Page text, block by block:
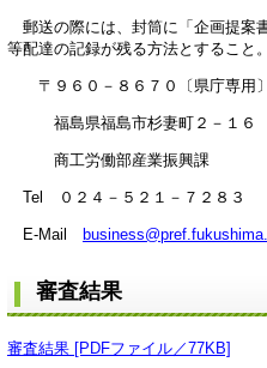
郵送の際には、封筒に「企画提案
等配達の記録が残る方法とすること。
〒９６０－８６７０〔県庁専用〕
福島県福島市杉妻町２－１６
商工労働部産業振興課
Tel ０２４－５２１－７２８３
E-Mail
審査結果
審査結果 [PDFファイル／77KB]